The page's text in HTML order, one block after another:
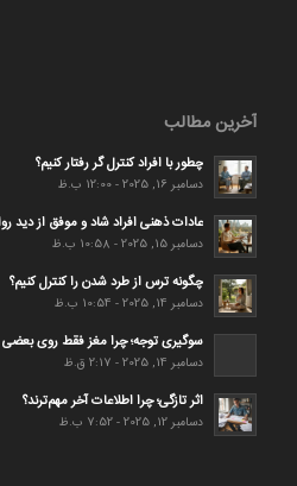
آخرین مطالب
چطور با افراد کنترل گر رفتار کنیم؟
دسامبر 16, 2025 - 12:00 ب.ظ
عادات ذهنی افراد شاد و موفق از دید
دسامبر 15, 2025 - 10:58 ب.ظ
چگونه ترس از طرد شدن را کنترل کنیم؟
دسامبر 14, 2025 - 10:54 ب.ظ
سوگیری توجه؛ چرا مغز فقط روی بعضی
دسامبر 14, 2025 - 2:17 ق.ظ
اثر تازگی؛ چرا اطلاعات آخر مهم‌ترند؟
دسامبر 12, 2025 - 7:52 ب.ظ